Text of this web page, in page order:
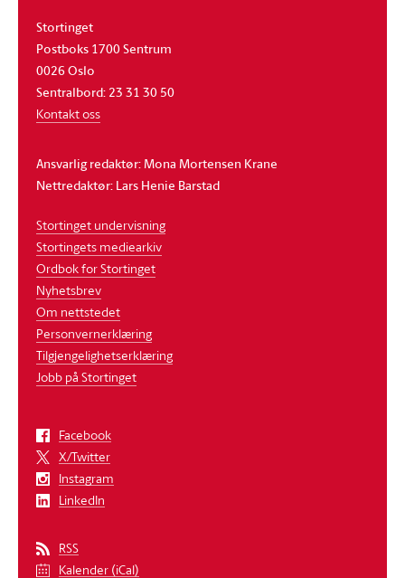
Stortinget
Postboks 1700 Sentrum
0026 Oslo
Sentralbord: 23 31 30 50
Kontakt oss
Ansvarlig redaktør: Mona Mortensen Krane
Nettredaktør: Lars Henie Barstad
Stortinget undervisning
Stortingets mediearkiv
Ordbok for Stortinget
Nyhetsbrev
Om nettstedet
Personvernerklæring
Tilgjengelighetserklæring
Jobb på Stortinget
Facebook
X/Twitter
Instagram
LinkedIn
RSS
Kalender (iCal)